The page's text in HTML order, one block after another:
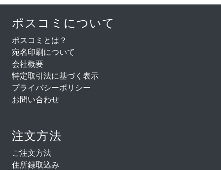
ポスコミについて
ポスコミとは？
宛名印刷について
会社概要
特定取引法に基づく表示
プライバシーポリシー
お問い合わせ
注文方法
ご注文方法
住所録取込み